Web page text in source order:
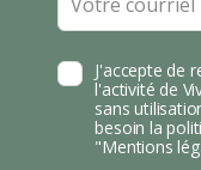
blank
J'accepte de
l'activité de
sans
besoin la
"Mentions